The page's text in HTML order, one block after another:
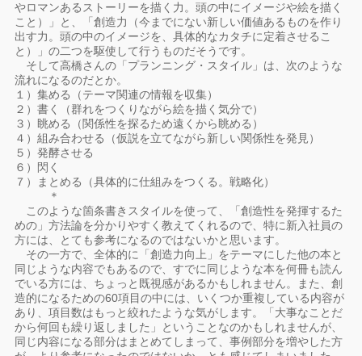
やロマンあるストーリーを描く力。頭の中にイメージや絵を描く
こと）」と、「創造力（今までにない新しい価値あるものを作り
出す力。頭の中のイメージを、具体的なカタチに定着させるこ
と）」の二つを駆使して行うものだそうです。
そして高橋さんの「プランニング・スタイル」は、次のような
流れになるのだとか。
１）集める（テーマ関連の情報を収集）
２）書く（群れをつくりながら絵を描く気分で）
３）眺める（関係性を探るため遠くから眺める）
４）組み合わせる（仮説を立てながら新しい関係性を発見）
５）発酵させる
６）閃く
７）まとめる（具体的に仕組みをつくる。戦略化）
＊
このような箇条書きスタイルを使って、「創造性を発揮するた
めの」方法論を分かりやすく教えてくれるので、特に新入社員の
方には、とても参考になるのではないかと思います。
その一方で、全体的に「創造力向上」をテーマにした他の本と
同じような内容でもあるので、すでに同じような本を何冊も読ん
でいる方には、ちょっと既視感があるかもしれません。また、創
造的になるための60項目の中には、いくつか重複している内容が
あり、項目数はもっと絞れたような気がします。「大事なことだ
から何回も繰り返しました」ということなのかもしれませんが、
同じ内容になる部分はまとめてしまって、事例部分を増やした方